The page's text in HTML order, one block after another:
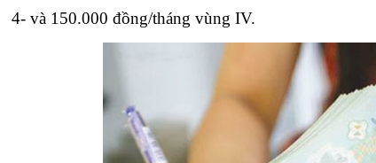
4- và 150.000 đồng/tháng vùng IV.